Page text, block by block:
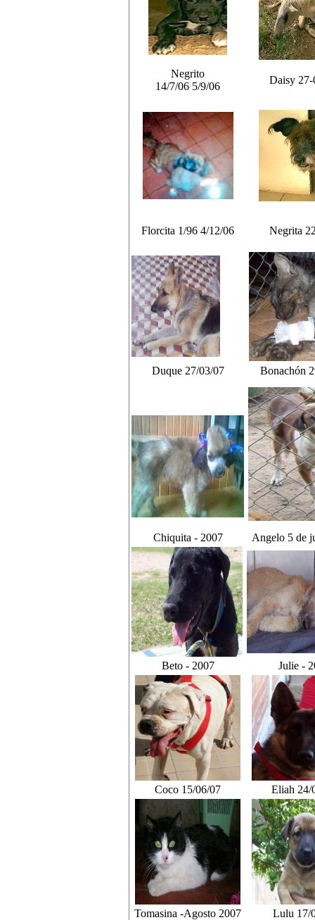
Negrito
14/7/06 5/9/06
Daisy 27-
Florcita 1/96 4/12/06 Negrita
Duque 27/03/07 Bonachón
Chiquita - 2007 Angelo 5 de
Beto - 2007 Julie -
Coco 15/06/07 Eliah 24/
Tomasina -Agosto 2007 Lulu 17/